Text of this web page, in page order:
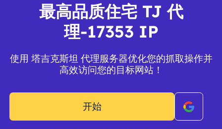
最高品质住宅 TJ 代
理-17353 IP
使用 塔吉克斯坦 代理服务器优化您的抓取操作并
高效访问您的目标网站！
开始